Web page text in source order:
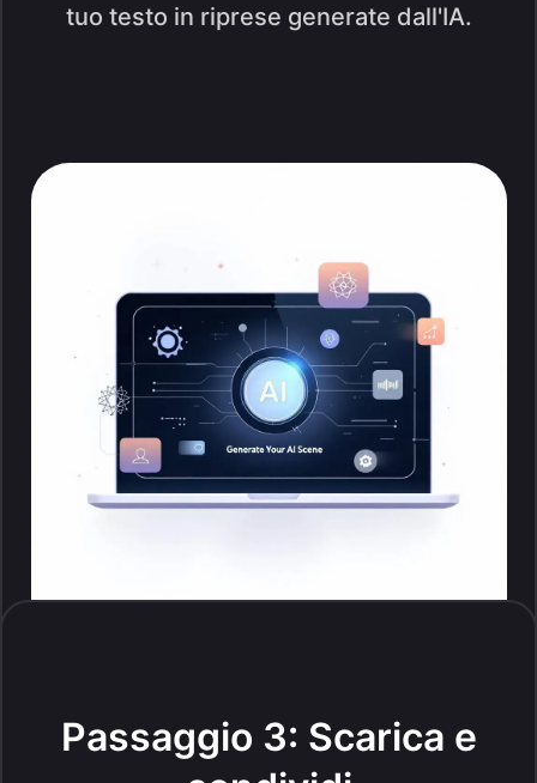
tuo testo in riprese generate dall'IA.
Passaggio 3: Scarica e